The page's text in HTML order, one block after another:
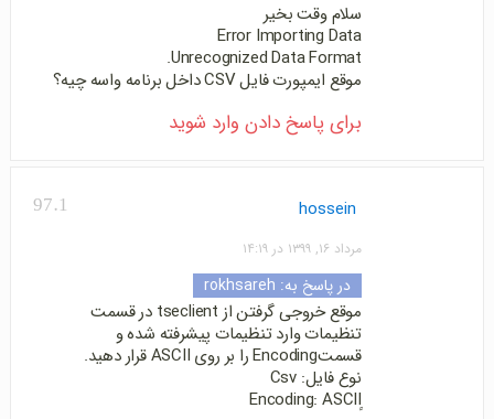
سلام وقت بخیر
Error Importing Data
Unrecognized Data Format.
موقع ایمپورت فایل CSV داخل برنامه واسه چیه؟
برای پاسخ دادن وارد شوید
97.1 hossein
مرداد ۱۶, ۱۳۹۹ در ۱۴:۱۹
در پاسخ به: rokhsareh
موقع خروجی گرفتن از tseclient در قسمت
تنظیمات وارد تنظیمات پیشرفته شده و
قسمتEncoding را بر روی ASCII قرار دهید.
نوع فایل: Csv
ٍEncoding: ASCII